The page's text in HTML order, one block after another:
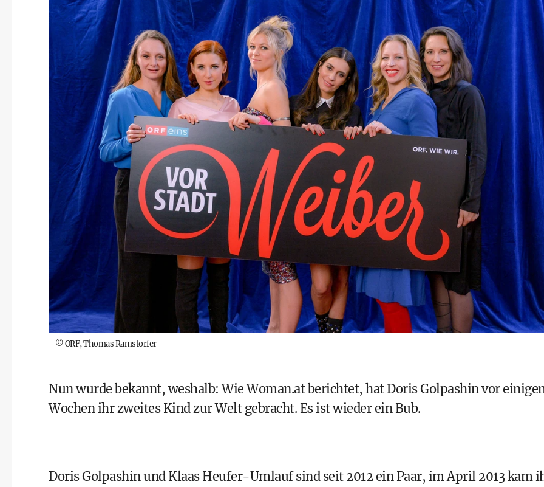
©ORF, Thomas Ramstorfer
Nun wurde bekannt, weshalb: WieWoman.at berichtet, hat Doris Golpashin vor
Wochen ihr zweites Kind zur Welt gebracht. Es ist wieder ein Bub.
Doris Golpashin und Klaas Heufer-Umlauf sind seit 2012 ein Paar, im April 2013 kam